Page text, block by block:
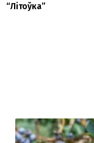
“Літоўка”